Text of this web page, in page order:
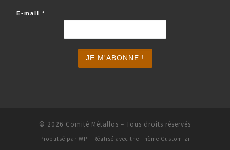
E-mail *
© 2026 Comité Métallos – Tous droits réservés
Propulsé par WP – Réalisé avec the Thème Customizr